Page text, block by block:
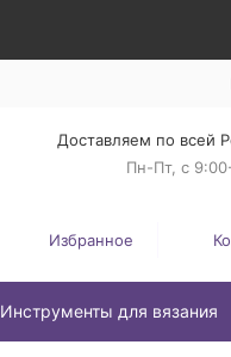
Доставляем по всей
Пн-Пт, с
Избранное
Инструменты для вязания